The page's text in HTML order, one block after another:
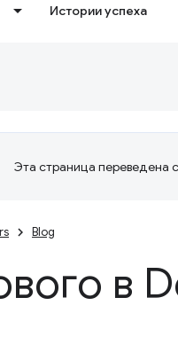
Истории успеха
Эта страница переведена
Blog
в